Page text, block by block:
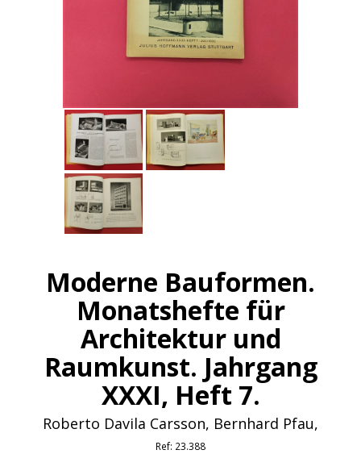
Moderne Bauformen.
Monatshefte für
Architektur und
Raumkunst. Jahrgang
XXXI, Heft 7.
Roberto Davila Carsson, Bernhard Pfau,
Ref: 23.388